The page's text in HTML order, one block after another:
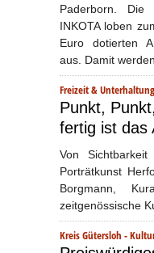
Paderborn.
INKOTA loben
Euro dotierten
aus. Damit
Freizeit & Unterhaltung
Punkt,
fertig ist das
Von
Porträtkunst
Borgmann,
zeitgenössische
Kreis Gütersloh -